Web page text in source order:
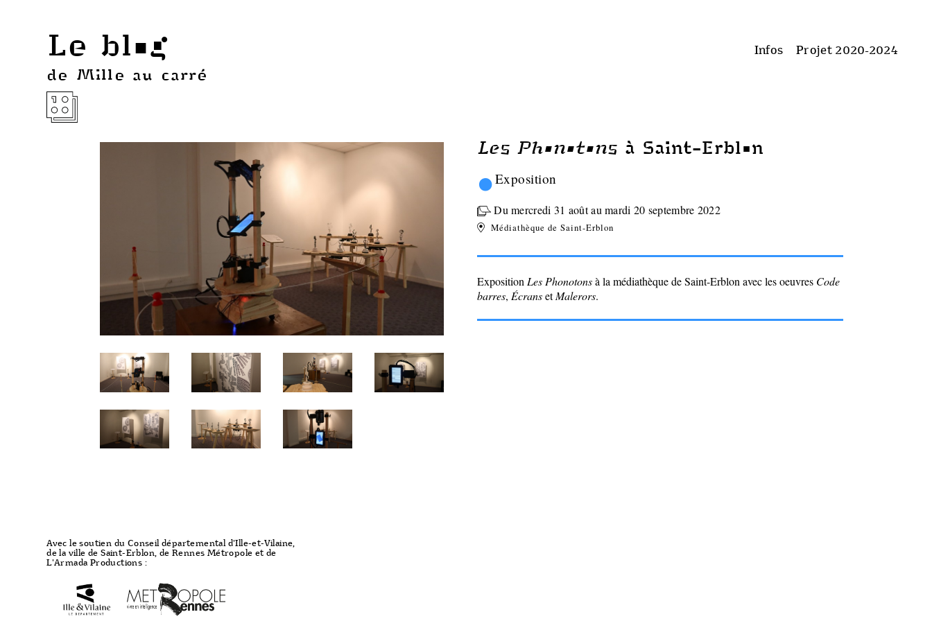
Le blog
de Mille au carré
Projet 2020-2024
Infos
Les Phonotons à Saint-Erblon
• Exposition
Du mercredi 31 août au mardi 20 septembre 2022
Médiathèque de Saint-Erblon
Exposition Les Phonotonsà la médiathèque de Saint-Erblon avec les oeuvres Code
barres, ÉcransetMalerors.
Avec le soutien du Conseil départemental d'Ille-et-Vilaine,
de la ville de Saint-Erblon, de Rennes Métropole et de
L'Armada Productions :